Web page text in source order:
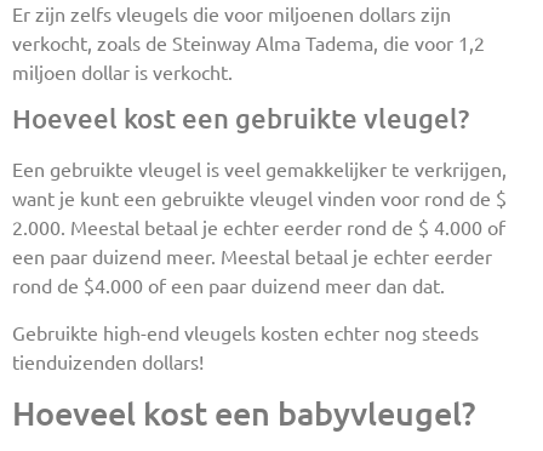
Er zijn zelfs vleugels die voor miljoenen dollars zijn
verkocht, zoals de Steinway Alma Tadema, die voor 1,2
miljoen dollar is verkocht.
Hoeveel kost een gebruikte vleugel?
Een gebruikte vleugel is veel gemakkelijker te verkrijgen,
want je kunt een gebruikte vleugel vinden voor rond de $
2.000. Meestal betaal je echter eerder rond de $ 4.000 of
een paar duizend meer. Meestal betaal je echter eerder
rond de $4.000 of een paar duizend meer dan dat.
Gebruikte high-end vleugels kosten echter nog steeds
tienduizenden dollars!
Hoeveel kost een babyvleugel?